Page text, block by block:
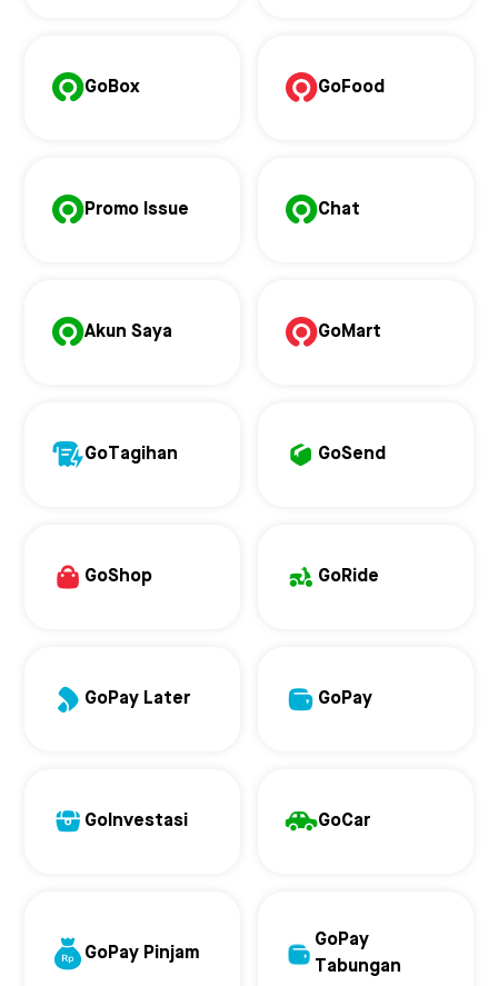
GoBox GoFood
Promo Issue Chat
Akun Saya GoMart
GoTagihan GoSend
GoShop GoRide
GoPay Later GoPay
GoInvestasi GoCar
GoPay Pinjam
GoPay
Tabungan